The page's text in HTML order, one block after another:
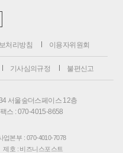
처리방침 이용자위원회
기사심의규정 불편신고
서울숲더스페이스 12층
팩스 : 070-4015-8658
업본부 : 070-4010-7078
제호 : 비즈니스포스트